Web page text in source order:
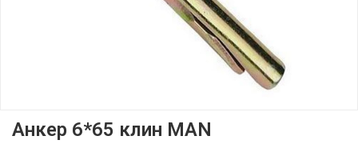
Анкер 6*65 клин MAN